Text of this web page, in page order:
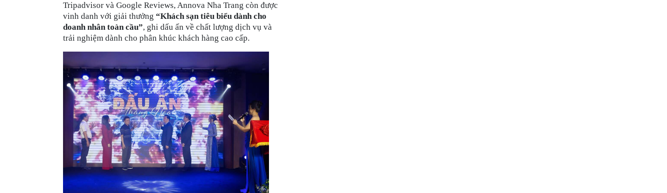
Tripadvisor và Google Reviews, Annova Nha Trang còn được
vinh danh với giải thưởng “Khách sạn tiêu biểu dành cho
doanh nhân toàn cầu”, ghi dấu ấn về chất lượng dịch vụ và
trải nghiệm dành cho phân khúc khách hàng cao cấp.